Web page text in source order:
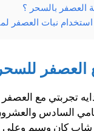
العصفر بالسحر ؟
نبات العصفر
العصفر
تجربتي مع
السادس
كان وسيم وعلي